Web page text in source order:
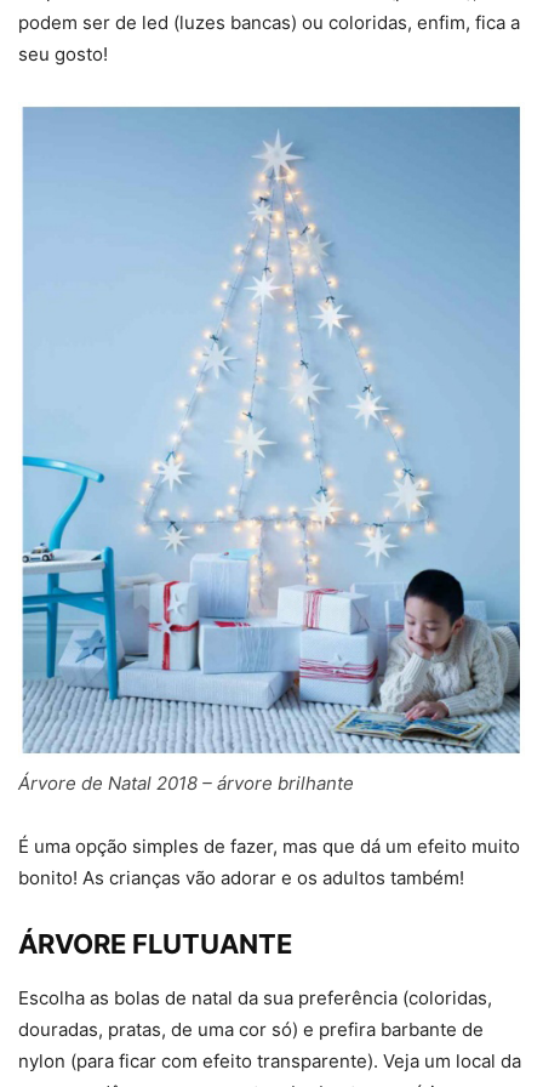
podem ser de led (luzes bancas) ou coloridas, enfim, fica a
seu gosto!
Árvore de Natal 2018 – árvore brilhante
É uma opção simples de fazer, mas que dá um efeito muito
bonito! As crianças vão adorar e os adultos também!
ÁRVORE FLUTUANTE
Escolha as bolas de natal da sua preferência (coloridas,
douradas, pratas, de uma cor só) e prefira barbante de
nylon (para ficar com efeito transparente). Veja um local da